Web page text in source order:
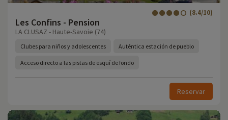
Les Confins - Pension
(8.4/10)
LA CLUSAZ - Haute-Savoie (74)
Clubes para niños y adolescentes Auténtica estación de pueblo
Acceso directo a las pistas de esquí de fondo
Reservar